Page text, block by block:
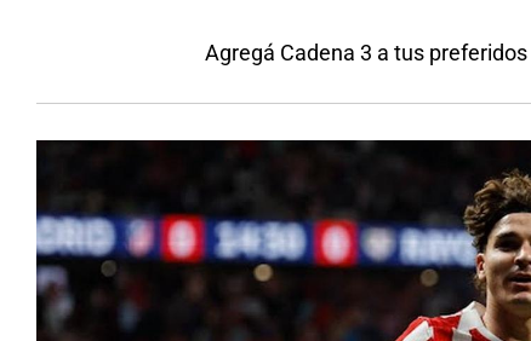
Agregá Cadena 3 a tus preferidos